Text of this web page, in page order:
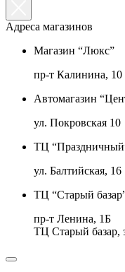
Адреса магазинов
Магазин “Люкс”
пр-т Калинина, 10
Автомагазин
ул. Покровская 10
ТЦ
ул. Балтийская, 16
ТЦ “Старый
пр-т Ленина, 1Б
ТЦ Старый базар,